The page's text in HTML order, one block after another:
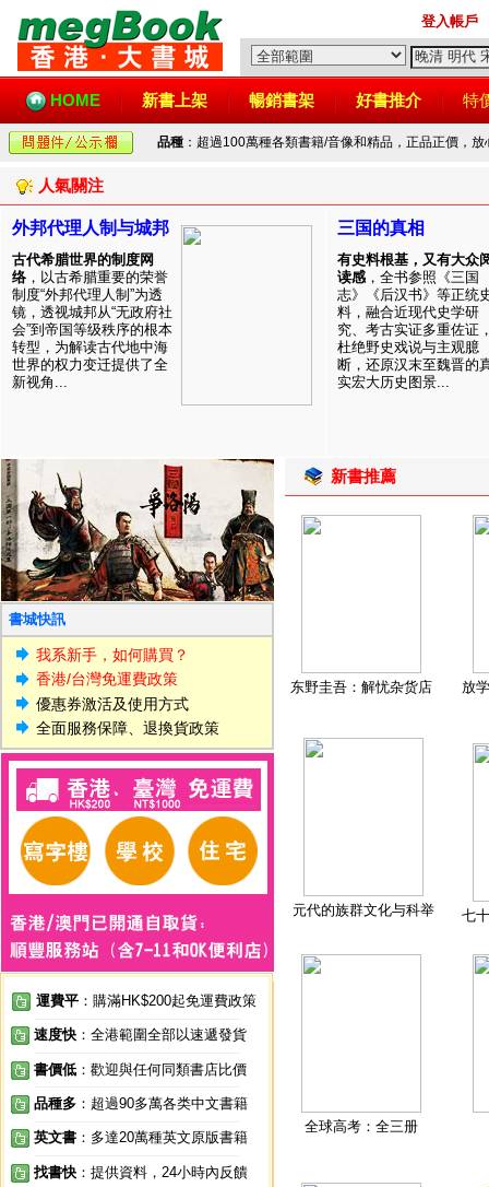
登入帳戶
HOME 新書上架 暢銷書架 好書推介 特
品種 ：超過100萬種各類書籍/音像和精品，正品正價，
人氣關注
外邦代理人制与城邦
古代希腊世界的制度网
络 ，以古希腊重要的荣誉
制度“外邦代理人制”为透
镜，透视城邦从“无政府社
会”到帝国等级秩序的根本
转型，为解读古代地中海
世界的权力变迁提供了全
新视角...
三国的真相
有史料根基，又有大众
读感 ，全书参照《三国
志》《后汉书》等正统
料，融合近现代史学研
究、考古实证多重佐证
杜绝野史戏说与主观臆
断，还原汉末至魏晋的
实宏大历史图景...
書城快訊
我系新手，如何購買？
香港/台灣免運費政策
優惠券激活及使用方式
全面服務保障、退換貨政策
運費平 ：購滿HK$200起免運費政策
速度快 ：全港範圍全部以速遞發貨
書價低 ：歡迎與任何同類書店比價
品種多 ：超過90多萬各类中文書籍
英文書 ：多達20萬種英文原版書籍
找書快 ：提供資料，24小時內反饋
新書推薦
东野圭吾：解忧杂货店 放
元代的族群文化与科举 七
全球高考：全三册